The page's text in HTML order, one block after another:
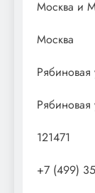
Москва и
Москва
121471
+7 (499)